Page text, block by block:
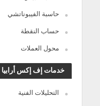
حاسبة الفيبوناتشي
حساب النقطة
محول العملات
خدمات إف إكس أرابيا
التحليلات الفنية